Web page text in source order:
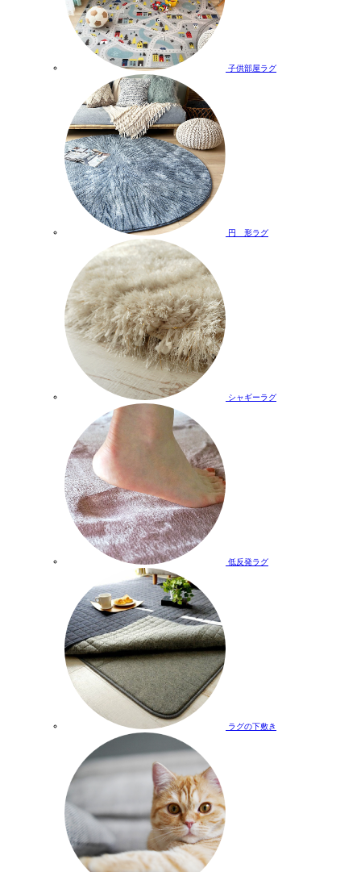
子供部屋ラグ
円 形ラグ
シャギーラグ
低反発ラグ
ラグの下敷き